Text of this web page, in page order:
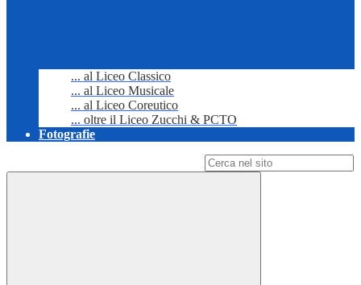
... al Liceo Classico
... al Liceo Musicale
... al Liceo Coreutico
... oltre il Liceo Zucchi & PCTO
Fotografie